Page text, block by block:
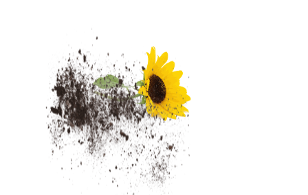
Frågor & Svar
Säkerhetsdatablad
Arkiv Säkerhetsdatablad
Downloads
Återförsäljare